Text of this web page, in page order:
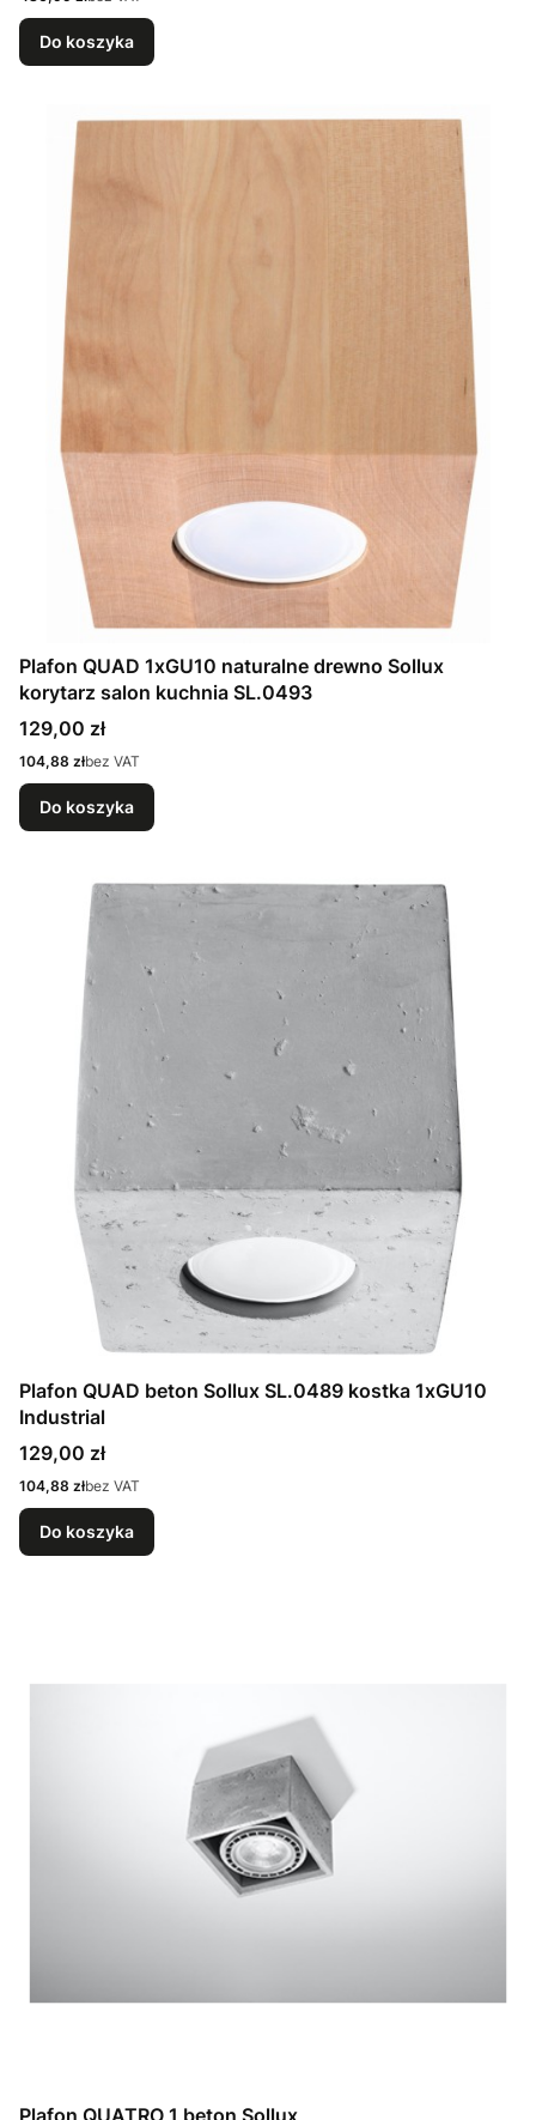
Do koszyka
Plafon QUAD 1xGU10 naturalne drewno Sollux
korytarz salon kuchnia SL.0493
Cena
129,00 zł
Cena
104,88 złbez VAT
Do koszyka
Plafon QUAD beton Sollux SL.0489 kostka 1xGU10
Industrial
Cena
129,00 zł
Cena
104,88 złbez VAT
Do koszyka
Plafon QUATRO 1 beton Sollux